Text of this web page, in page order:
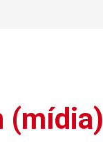
(mídia)